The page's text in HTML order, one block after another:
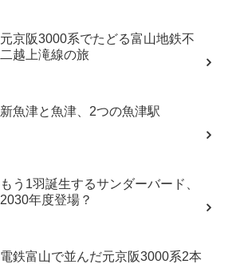
元京阪3000系でたどる富山地鉄不
二越上滝線の旅
新魚津と魚津、2つの魚津駅
もう1羽誕生するサンダーバード、
2030年度登場？
電鉄富山で並んだ元京阪3000系2本